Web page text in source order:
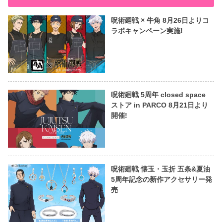
呪術廻戦 × 牛角 8月26日よりコ
ラボキャンペーン実施!
呪術廻戦 5周年 closed space
ストア in PARCO 8月21日より
開催!
呪術廻戦 懐玉・玉折 五条&夏油
5周年記念の新作アクセサリー発
売